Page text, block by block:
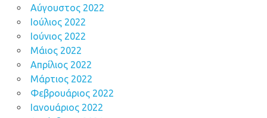
Αύγουστος 2022
Ιούλιος 2022
Ιούνιος 2022
Μάιος 2022
Απρίλιος 2022
Μάρτιος 2022
Φεβρουάριος 2022
Ιανουάριος 2022